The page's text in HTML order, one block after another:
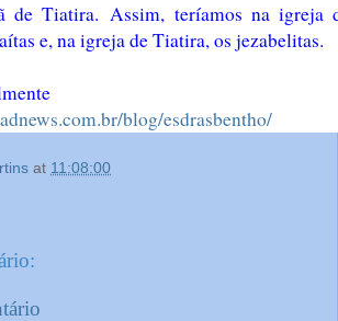
de Tiatira. Assim, teríamos na igreja
e, na igreja de Tiatira, os jezabelitas.
blog/esdrasbentho/
at 11:08:00